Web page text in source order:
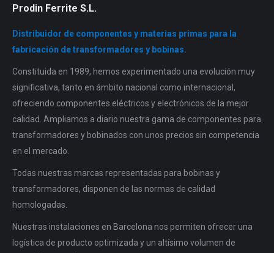
Prodin Ferrite S.L.
Distribuidor de componentes y materias primas para la
fabricación de transformadores y bobinas.
Constituida en 1989, hemos experimentado una evolución muy
significativa, tanto en ámbito nacional como internacional,
ofreciendo componentes eléctricos y electrónicos de la mejor
calidad. Ampliamos a diario nuestra gama de componentes para
transformadores y bobinados con unos precios sin competencia
en el mercado.
Todas nuestras marcas representadas para bobinas y
transformadores, disponen de las normas de calidad
homologadas.
Nuestras instalaciones en Barcelona nos permiten ofrecer una
logística de producto optimizada y un altísimo volumen de